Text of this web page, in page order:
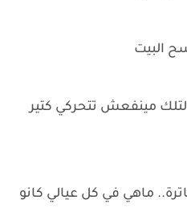
البيت
مينفعش تتحركي كتير
ماهي في كل عيالي كانو